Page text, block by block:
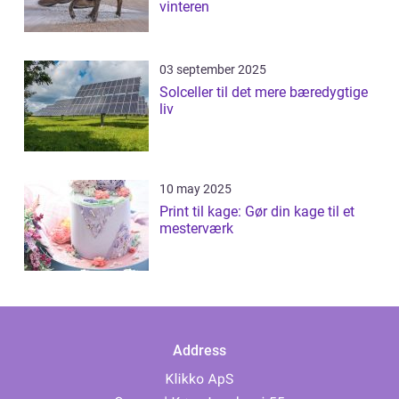
vinteren
03 september 2025
Solceller til det mere bæredygtige
liv
10 may 2025
Print til kage: Gør din kage til et
mesterværk
Address